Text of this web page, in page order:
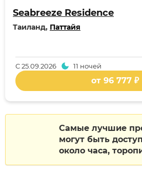
Seabreeze Residence
Таиланд, Паттайя
С25.09.2026 11 ночей
от 96 777 ₽
Самые лучшие
могут быть
около часа,